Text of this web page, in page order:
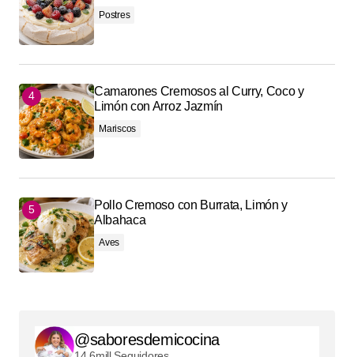
Postres
Camarones Cremosos al Curry, Coco y
Limón con Arroz Jazmín
Mariscos
Pollo Cremoso con Burrata, Limón y
Albahaca
Aves
@saboresdemicocina